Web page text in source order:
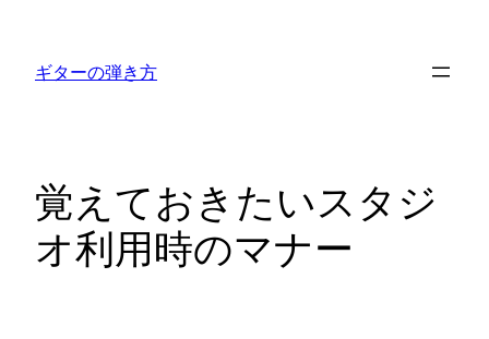
ギターの弾き方
覚えておきたいスタジ
オ利用時のマナー